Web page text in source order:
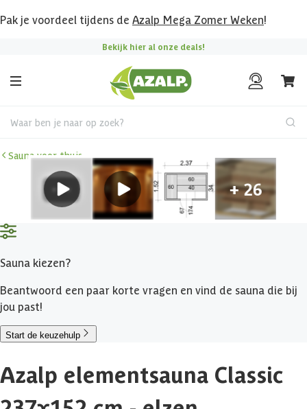
Pak je voordeel tijdens de Azalp Mega Zomer Weken!
Bekijk hier al onze deals!
Waar ben je naar op zoek?
Sauna voor thuis
Sauna kiezen?
Beantwoord een paar korte vragen en vind de sauna die bij
jou past!
Start de keuzehulp
Azalp elementsauna Classic